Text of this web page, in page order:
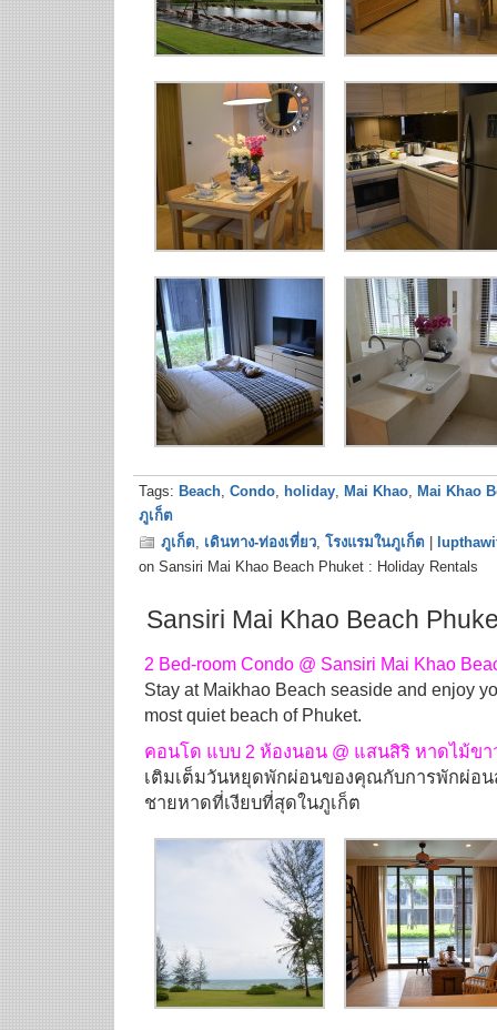
Tags: Beach, Condo, holiday, Mai Khao, Mai Khao
ภูเก็ต
ภูเก็ต, เดินทาง-ท่องเที่ยว, โรงแรมในภูเก็ต
on Sansiri Mai Khao Beach Phuket : Holiday Rentals
Sansiri Mai Khao Beach
2 Bed-room Condo @ Sansiri Mai Khao
Stay at Maikhao Beach seaside and enjoy
most quiet beach of Phuket.
คอนโด แบบ 2 ห้องนอน @ แสนสิริ หาดไม้ขา
เติมเต็มวันหยุดพักผ่อนของคุณกับการพักผ่อ
ชายหาดที่เงียบที่สุดในภูเก็ต